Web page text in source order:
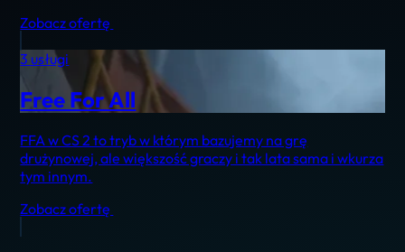
Zobacz ofertę
3 usługi
Free For All
FFA w CS 2 to tryb w którym bazujemy na grę
drużynowej, ale większość graczy i tak lata sama i wkurza
tym innym.
Zobacz ofertę